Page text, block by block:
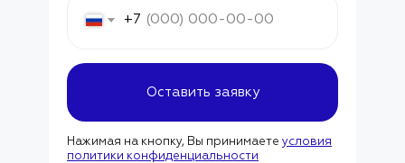
+7
Оставить заявку
Нажимая на кнопку, Вы принимаете условия
политики конфиденциальности